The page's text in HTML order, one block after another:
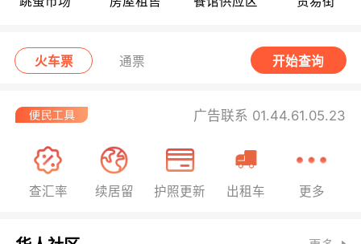
火车票 通票 开始查询
广告联系 01.44.61.05.23
查汇率 续居留 护照更新 出租车 更多